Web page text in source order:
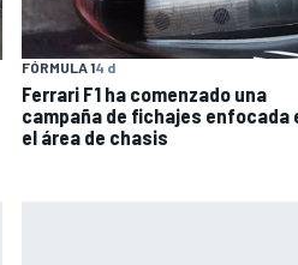
FÓRMULA 14 d
Ferrari F1 ha comenzado una
campaña de fichajes enfocada
el área de chasis